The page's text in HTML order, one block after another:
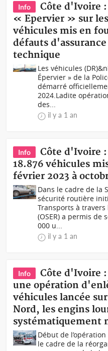
Info
Côte d'Ivoire
« Epervier » sur
véhicules mis en
défauts
technique
Les véhicules
Épervier » de la
démarré
2024.Ladite
des...
il y a 1 an
Info
Côte d'Ivoire
18.876 véhicules
février 2023 à
Dans le cadre de la
sécurité routière
Transports à travers
(OSER) a permis de
000 u...
il y a 1 an
Info
Côte d'Ivoire
une opération
véhicules lancée
Nord, les engins
systématiquement
Début de
le cadre de la